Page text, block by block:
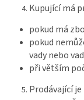
Kupující má
pokud má
pokud
vady nebo
při větším
Prodávající